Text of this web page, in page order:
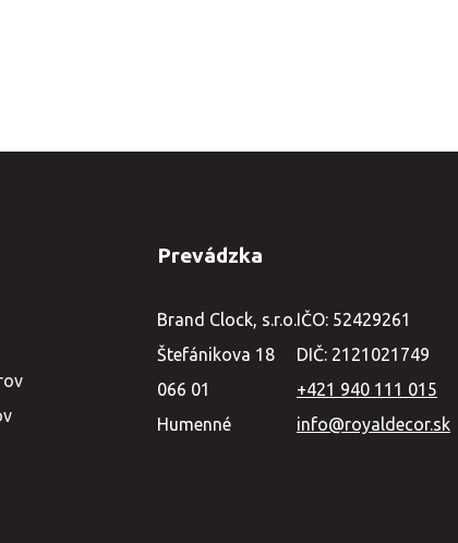
Prevádzka
Brand Clock, s.r.o.
Štefánikova 18
066 01
Humenné
IČO: 52429261
DIČ: 2121021749
+421 940 111 015
info@royaldecor.sk